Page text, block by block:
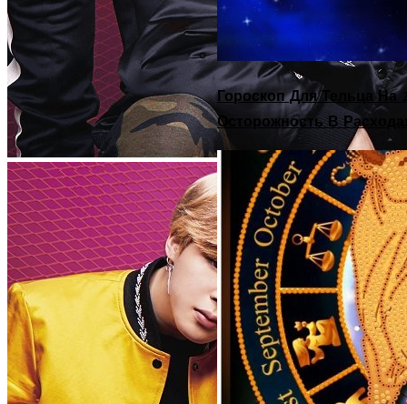
Гороскоп Для Тельца На
Осторожность В